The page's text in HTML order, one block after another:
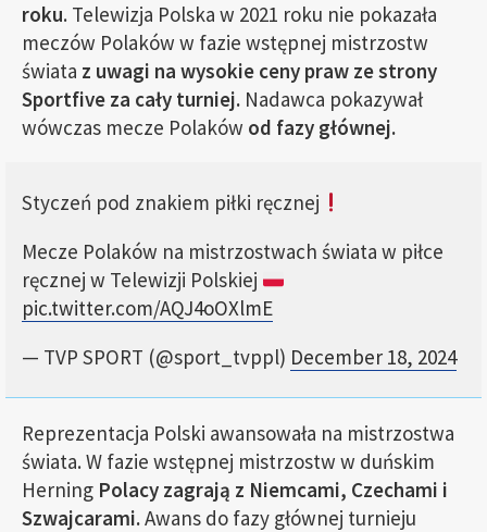
roku. Telewizja Polska w 2021 roku nie pokazała
meczów Polaków w fazie wstępnej mistrzostw
świata z uwagi na wysokie ceny praw ze strony
Sportfive za cały turniej. Nadawca pokazywał
wówczas mecze Polaków od fazy głównej.
Styczeń pod znakiem piłki ręcznej
Mecze Polaków na mistrzostwach świata w piłce
ręcznej w Telewizji Polskiej
pic.twitter.com/AQJ4oOXlmE
— TVP SPORT (@sport_tvppl) December 18, 2024
Reprezentacja Polski awansowała na mistrzostwa
świata. W fazie wstępnej mistrzostw w duńskim
Herning Polacy zagrają z Niemcami, Czechami i
Szwajcarami.Awans do fazy głównej turnieju